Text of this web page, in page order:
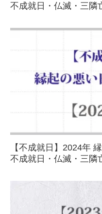
不成就日・仏滅・三隣
【不成就日】2024年
不成就日・仏滅・三隣